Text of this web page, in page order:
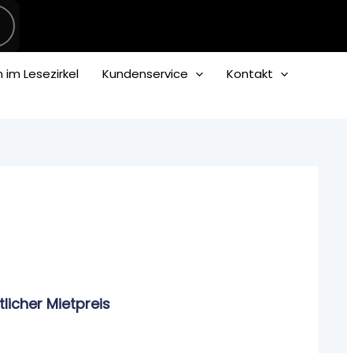
im Lesezirkel Kundenservice
Kontakt
Mietpreis